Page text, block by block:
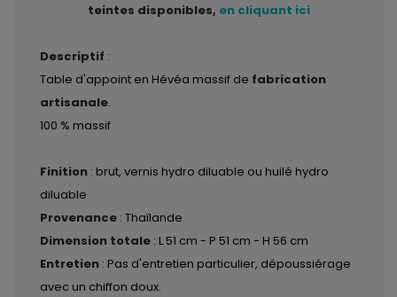
teintes disponibles, en cliquant ici
Descriptif :
Table d'appoint en Hévéa massif de fabrication
artisanale.
100 % massif
Finition : brut, vernis hydro diluable ou huilé hydro
diluable
Provenance : Thaïlande
Dimension totale : L 51 cm - P 51 cm - H 56 cm
Entretien : Pas d'entretien particulier, dépoussiérage
avec un chiffon doux.